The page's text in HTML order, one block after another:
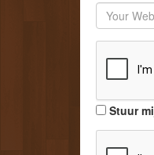
Website
Stuur